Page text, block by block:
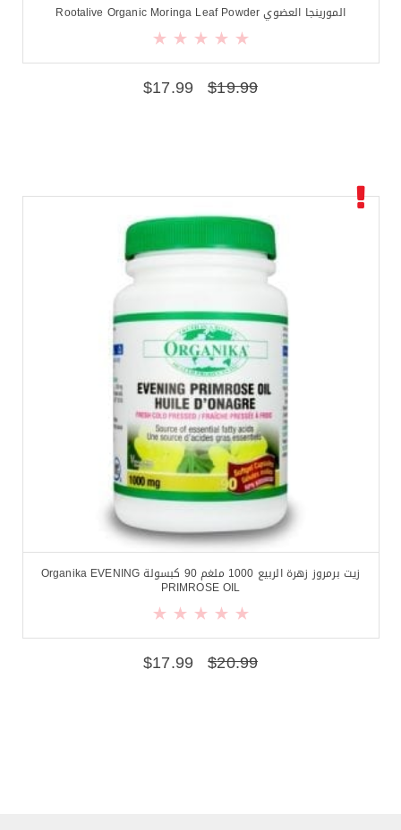
المورينجا العضوي Rootalive Organic Moringa Leaf Powder
$19.99
$17.99
زيت برمروز زهرة الربيع 1000 ملغم 90 كبسولة Organika EVENING
PRIMROSE OIL
$20.99
$17.99